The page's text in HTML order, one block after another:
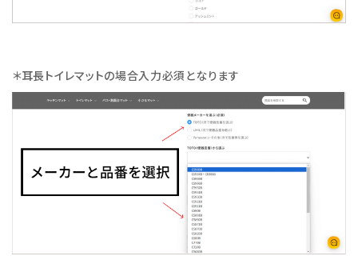
＊耳長トイレマットの場合入力必須となります